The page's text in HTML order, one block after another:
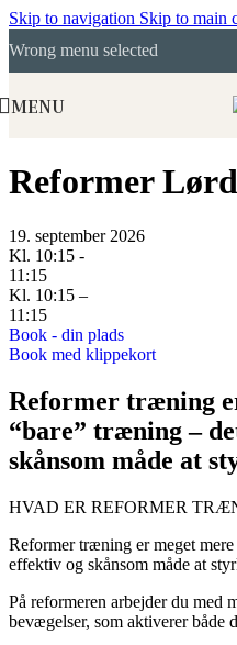
Skip to navigation Skip to main
Wrong menu selected
MENU
Reformer
19. september 2026
Kl. 10:15 -
11:15
Kl. 10:15 –
11:15
Book - din plads
Book med klippekort
Reformer træning
“bare” træning –
skånsom måde at
HVAD ER REFORMER
Reformer træning er meget
effektiv og skånsom måde at
På reformeren arbejder du med
bevægelser, som aktiverer både